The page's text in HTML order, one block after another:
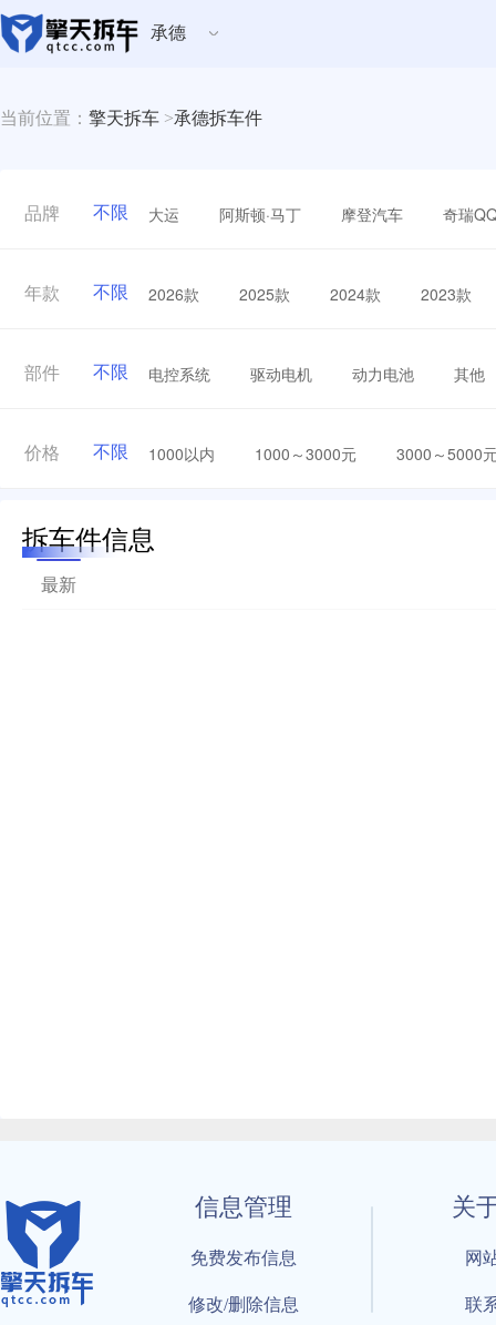
承德
当前位置： 擎天拆车 >承德拆车件
品牌 不限 大运 阿斯顿·马丁 摩登汽车 奇瑞
年款 不限 2026款 2025款 2024款 2023款
部件 不限 电控系统 驱动电机 动力电池 其他
价格 不限 1000以内 1000～3000元 3000～5000
拆车件信息
最新
信息管理
免费发布信息
修改/删除信息
关
网
联